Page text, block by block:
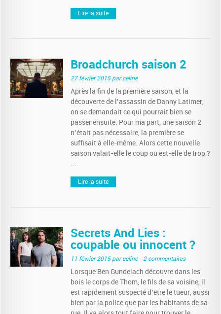
Lire la suite
Broadchurch saison 2
27 février 2015par celine
Après la fin de la première saison, et la
découverte de l’assassin de Danny Latimer,
on se demandait ce qui pourrait bien se
passer ensuite. Pour ma part, une saison 2
n’était pas nécessaire, la première se
suffisait à elle-même. Alors cette nouvelle
saison valait-elle le coup ou est-elle de trop ?
...
Lire la suite
Secrets And Lies :
coupable ou innocent ?
11 février 2015par celine- 2 commentaires
Lorsque Ben Gundelach découvre dans les
bois le corps de Thom, le fils de sa voisine, il
est rapidement suspecté d’être le tueur, aussi
bien par la police que par les habitants de sa